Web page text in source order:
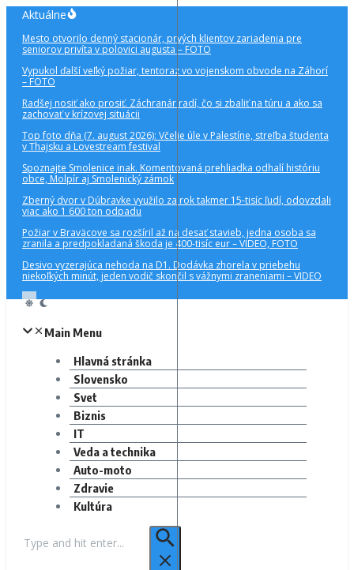
Preskočiť
obsah
Aktuálne
Mesto otvorilo denný stacionár, prvých klientov zariadenia pre
seniorov privíta v polovici augusta – FOTO
Vypukol ďalší veľký požiar, tentoraz vo vojenskom obvode na Záhorí
– FOTO
Radšej nosiť ako prosiť. Záchranár radí, čo si zbaliť na túru a ako sa
zachovať v krízovej situácii
Top foto dňa (7. august 2026): Včelie úle v Palestíne, streľba študenta
v Thajsku a Lovestream festival
Spoznajte Smolenice inak. Komentovaná prehliadka odhalí históriu
obce, Molpír aj Smolenický zámok
Zberný dvor v Dúbravke využilo za rok takmer 15-tisíc ľudí, odovzdali
viac ako 1 600 ton odpadu
Požiar v Braväcove sa rozšíril až na desať stavieb, jedna osoba sa
zranila a predpokladaná škoda je 400-tisíc eur – VIDEO, FOTO
Desivo vyzerajúca nehoda na D1. Dodávka zhorela v priebehu
niekoľkých minút, jeden vodič skončil s vážnymi zraneniami – VIDEO
Main Menu
Hlavná stránka
Slovensko
Svet
Biznis
IT
Veda a technika
Auto-moto
Zdravie
Kultúra